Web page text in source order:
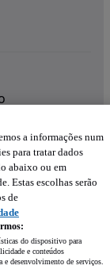
a informações num
para tratar dados
abaixo ou em
Estas escolhas serão
de
do dispositivo para
e conteúdos
e desenvolvimento de serviços.